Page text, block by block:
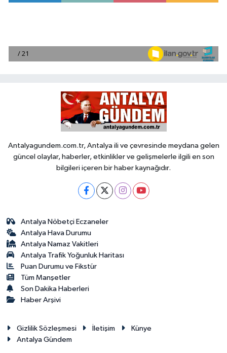
Antalyagundem.com.tr, Antalya ili ve çevresinde meydana gelen
güncel olaylar, haberler, etkinlikler ve gelişmelerle ilgili en son
bilgileri içeren bir haber kaynağıdır.
Antalya Nöbetçi Eczaneler
Antalya Hava Durumu
Antalya Namaz Vakitleri
Antalya Trafik Yoğunluk Haritası
Puan Durumu ve Fikstür
Tüm Manşetler
Son Dakika Haberleri
Haber Arşivi
Gizlilik Sözleşmesi İletişim
Künye
Antalya Gündem